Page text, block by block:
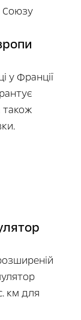
у Франції
також
км для